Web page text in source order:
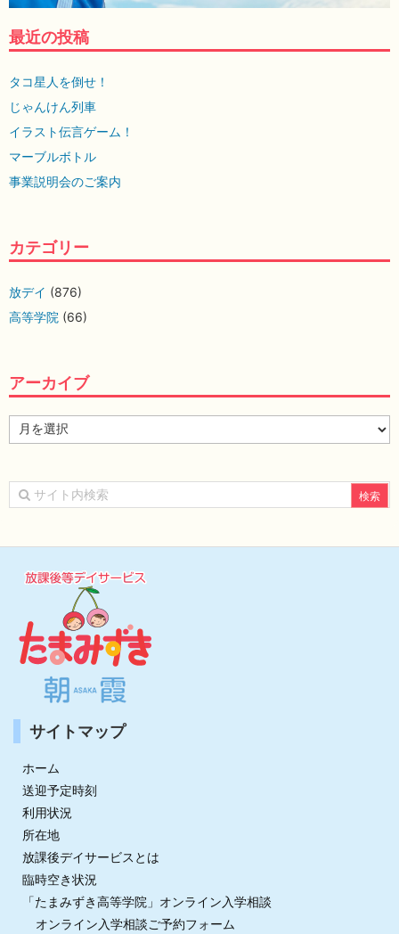
最近の投稿
タコ星人を倒せ！
じゃんけん列車
イラスト伝言ゲーム！
マーブルボトル
事業説明会のご案内
カテゴリー
放デイ (876)
高等学院 (66)
アーカイブ
ー
イ
ブ
サイトマップ
ホーム
送迎予定時刻
利用状況
所在地
放課後デイサービスとは
臨時空き状況
「たまみずき高等学院」オンライン入学相談
オンライン入学相談ご予約フォーム